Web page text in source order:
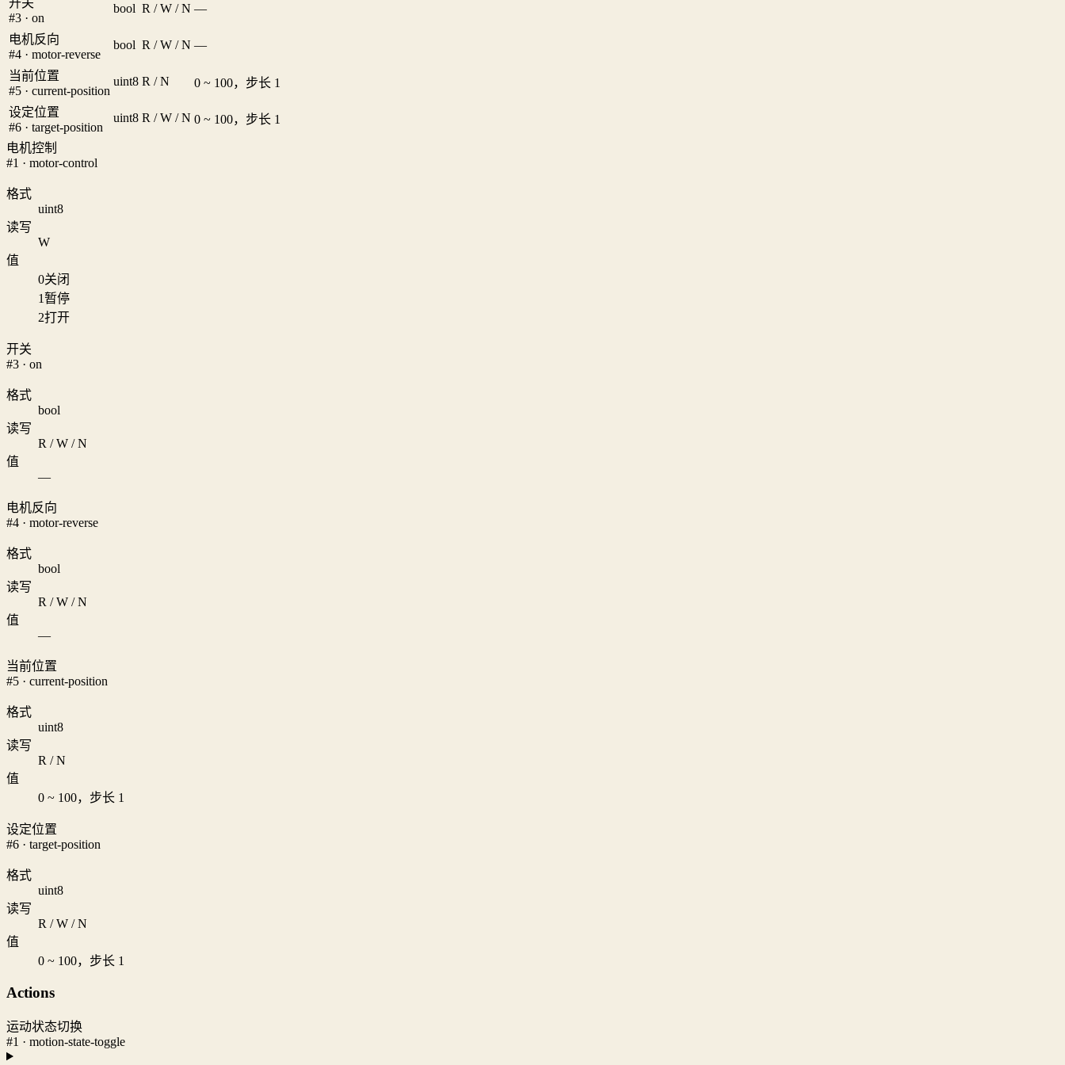
#3 · on
bool R / W / N —
电机反向
#4 · motor-reverse
bool R / W / N —
当前位置
#5 · current-position
uint8 R / N 0 ~ 100，步长 1
设定位置
#6 · target-position
uint8 R / W / N 0 ~ 100，步长 1
电机控制
#1 · motor-control
格式
uint8
读写
W
值
0关闭
1 暂停
2打开
开关
#3 · on
格式
bool
读写
R / W / N
值
—
电机反向
#4 · motor-reverse
格式
bool
读写
R / W / N
值
—
当前位置
#5 · current-position
格式
uint8
读写
R / N
值
0 ~ 100，步长 1
设定位置
#6 · target-position
格式
uint8
读写
R / W / N
值
0 ~ 100，步长 1
Actions
运动状态切换
#1 · motion-state-toggle